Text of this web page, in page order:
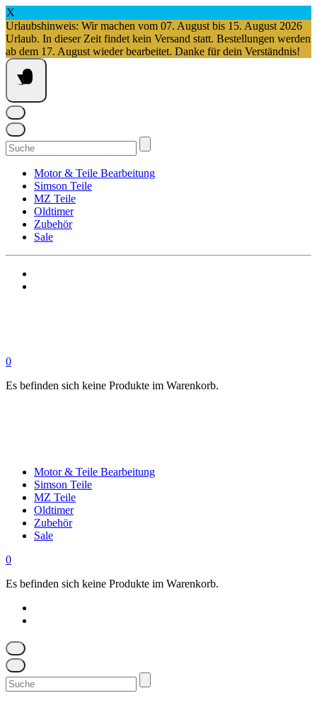
X
Urlaubshinweis: Wir machen vom 07. August bis 15. August 2026
Urlaub. In dieser Zeit findet kein Versand statt. Bestellungen werden
ab dem 17. August wieder bearbeitet. Danke für dein Verständnis!
Springe
zum
Inhalt
Suchen
nach:
Motor & Teile Bearbeitung
Simson Teile
MZ Teile
Oldtimer
Zubehör
Sale
0
Es befinden sich keine Produkte im Warenkorb.
Motor & Teile Bearbeitung
Simson Teile
MZ Teile
Oldtimer
Zubehör
Sale
0
Es befinden sich keine Produkte im Warenkorb.
Suchen
nach: